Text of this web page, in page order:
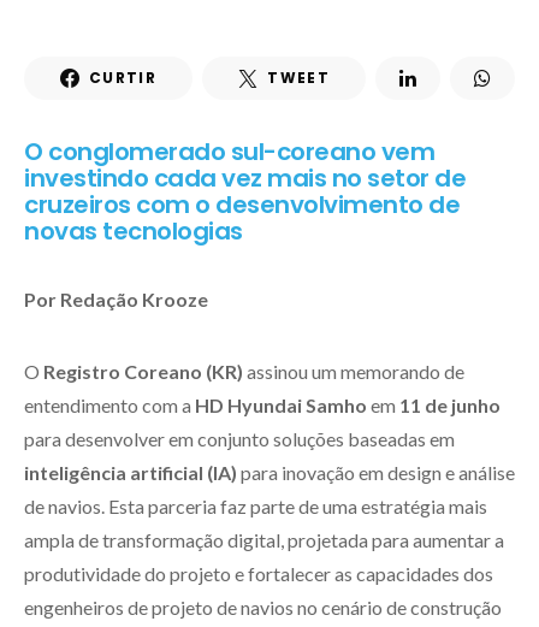
CURTIR TWEET
O conglomerado sul-coreano vem
investindo cada vez mais no setor de
cruzeiros com o desenvolvimento de
novas tecnologias
Por Redação Krooze
O Registro Coreano (KR) assinou um memorando de
entendimento com a HD Hyundai Samho em 11 de junho
para desenvolver em conjunto soluções baseadas em
inteligência artificial (IA) para inovação em design e análise
de navios. Esta parceria faz parte de uma estratégia mais
ampla de transformação digital, projetada para aumentar a
produtividade do projeto e fortalecer as capacidades dos
engenheiros de projeto de navios no cenário de construção